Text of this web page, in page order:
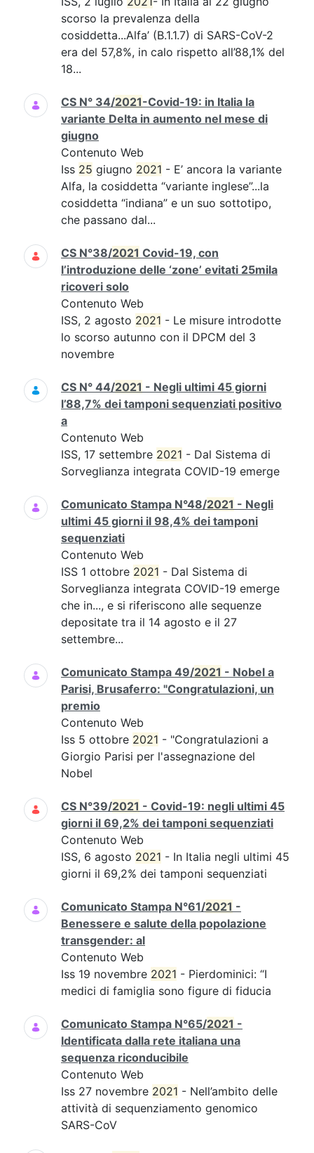
scorso la prevalenza della
cosiddetta...Alfa’ (B.1.1.7) di SARS-CoV-2
era del 57,8%, in calo rispetto all’88,1% del
18...
CS N° 34/2021-Covid-19: in Italia la
variante Delta in aumento nel mese di
giugno
Contenuto Web
Iss 25 giugno 2021 - E’ ancora la variante
Alfa, la cosiddetta “variante inglese”...la
cosiddetta “indiana” e un suo sottotipo,
che passano dal...
CS N°38/2021 Covid-19, con
l’introduzione delle ‘zone’ evitati 25mila
ricoveri solo
Contenuto Web
ISS, 2 agosto 2021 - Le misure introdotte
lo scorso autunno con il DPCM del 3
novembre
CS N° 44/2021 - Negli ultimi 45 giorni
l’88,7% dei tamponi sequenziati positivo
a
Contenuto Web
ISS, 17 settembre 2021 - Dal Sistema di
Sorveglianza integrata COVID-19 emerge
Comunicato Stampa N°48/2021 - Negli
ultimi 45 giorni il 98,4% dei tamponi
sequenziati
Contenuto Web
ISS 1 ottobre 2021 - Dal Sistema di
Sorveglianza integrata COVID-19 emerge
che in..., e si riferiscono alle sequenze
depositate tra il 14 agosto e il 27
settembre...
Comunicato Stampa 49/2021 - Nobel a
Parisi, Brusaferro: "Congratulazioni, un
premio
Contenuto Web
Iss 5 ottobre 2021 - "Congratulazioni a
Giorgio Parisi per l'assegnazione del
Nobel
CS N°39/2021 - Covid-19: negli ultimi 45
giorni il 69,2% dei tamponi sequenziati
Contenuto Web
ISS, 6 agosto 2021 - In Italia negli ultimi 45
giorni il 69,2% dei tamponi sequenziati
Comunicato Stampa N°61/2021 -
Benessere e salute della popolazione
transgender: al
Contenuto Web
Iss 19 novembre 2021 - Pierdominici: “I
medici di famiglia sono figure di fiducia
Comunicato Stampa N°65/2021 -
Identificata dalla rete italiana una
sequenza riconducibile
Contenuto Web
Iss 27 novembre 2021 - Nell’ambito delle
attività di sequenziamento genomico
SARS-CoV